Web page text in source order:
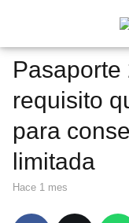
Pasaporte
requisito
para
limitada
hace 1 mes